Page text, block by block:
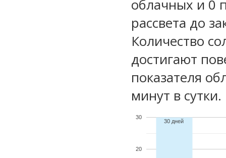
облачных и 0
рассвета до
Количество
достигают
показателя
минут в сутки.
20
30
30 дней